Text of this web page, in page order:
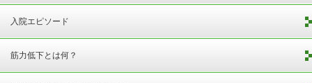
入院エピソード
筋力低下とは何？